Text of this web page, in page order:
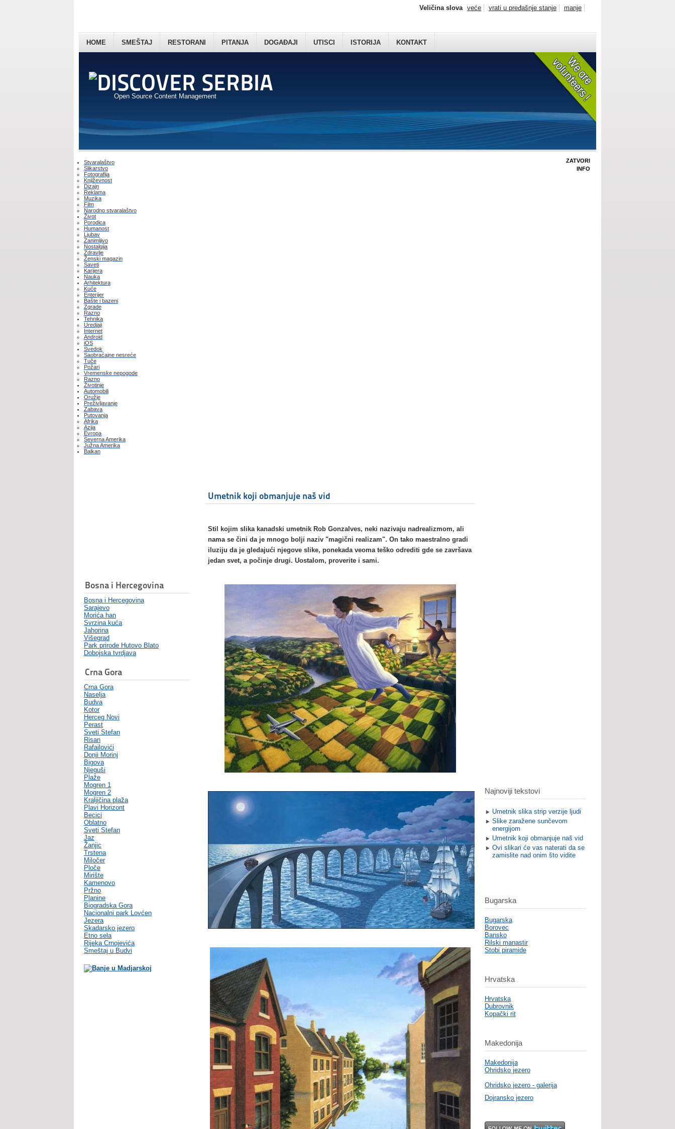
Open Source Content Management
HOME SMEŠTAJ RESTORANI PITANJA DOGAĐAJI UTISCI ISTORIJA KONTAKT
Veličina slova veće vrati u pređašnje stanje manje
Stvaralaštvo
Slikarstvo
Fotografija
Književnost
Dizajn
Reklama
Muzika
Film
Narodno stvaralaštvo
Život
Porodica
Humanost
Ljubav
Zanimljivo
Nostalgija
Zdravlje
Ženski magazin
Saveti
Karijera
Nauka
Arhitektura
Kuće
Enterijer
Bašte i bazeni
Zgrade
Razno
Tehnika
Uredjaji
Internet
Android
iOS
Svedok
Saobraćajne nesreće
Tuče
Požari
Vremenske nepogode
Razno
Životinje
Automobili
Oružje
Preživljavanje
Zabava
Putovanja
Afrika
Azija
Evropa
Severna Amerika
Južna Amerika
Balkan
Bosna i Hercegovina
Bosna i Hercegovina
Sarajevo
Morića han
Svrzina kuća
Jahorina
Višegrad
Park prirode Hutovo Blato
Dobojska tvrdjava
Crna Gora
Crna Gora
Naselja
Budva
Kotor
Herceg Novi
Perast
Sveti Stefan
Risan
Rafailovići
Donji Morinj
Bigova
Njeguši
Plaže
Mogren 1
Mogren 2
Kraljičina plaža
Plavi Horizont
Becici
Oblatno
Sveti Stefan
Jaz
Žanjic
Trstena
Miločer
Ploče
Mirište
Kamenovo
Pržno
Planine
Biogradska Gora
Nacionalni park Lovćen
Jezera
Skadarsko jezero
Etno sela
Rijeka Crnojevića
Smeštaj u Budvi
Umetnik koji obmanjuje naš vid
Stil kojim slika kanadski umetnik Rob Gonzalves, neki nazivaju nadrealizmom, ali
nama se čini da je mnogo bolji naziv "magični realizam". On tako maestralno gradi
iluziju da je gledajući njegove slike, ponekada veoma teško odrediti gde se završava
jedan svet, a počinje drugi. Uostalom, proverite i sami.
ZATVORI
INFO
Najnoviji tekstovi
Umetnik slika strip verzije ljudi
Slike zaražene sunčevom
energijom
Umetnik koji obmanjuje naš vid
Ovi slikari će vas naterati da se
zamislite nad onim što vidite
Bugarska
Bugarska
Borovec
Bansko
Rilski manastir
Stobi piramide
Hrvatska
Hrvatska
Dubrovnik
Kopački rit
Makedonija
Makedonija
Ohridsko jezero
Ohridsko jezero - galerija
Dojransko jezero